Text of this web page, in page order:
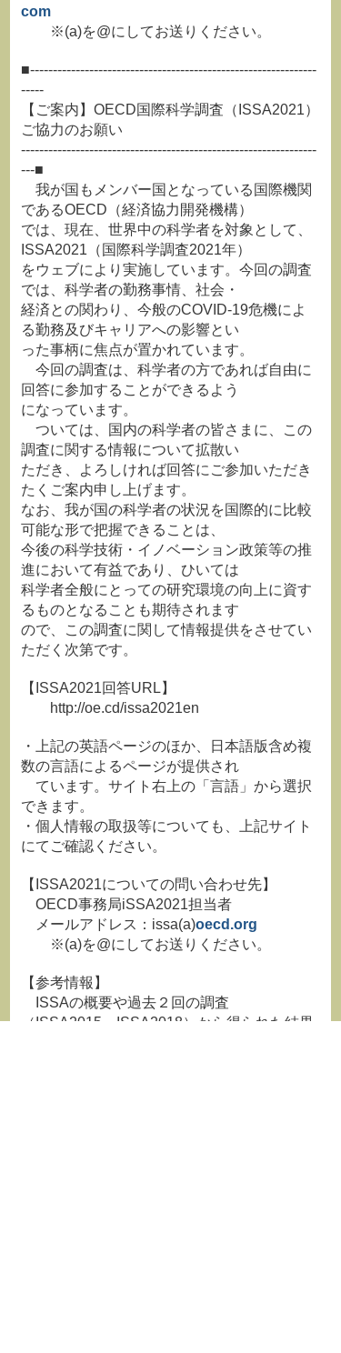
com
※(a)を@にしてお送りください。
■---------------------------------------------------------------
-----
【ご案内】OECD国際科学調査（ISSA2021）
ご協力のお願い
-----------------------------------------------------------------
---■
我が国もメンバー国となっている国際機関
であるOECD（経済協力開発機構）
では、現在、世界中の科学者を対象として、
ISSA2021（国際科学調査2021年）
をウェブにより実施しています。今回の調査
では、科学者の勤務事情、社会・
経済との関わり、今般のCOVID-19危機によ
る勤務及びキャリアへの影響とい
った事柄に焦点が置かれています。
今回の調査は、科学者の方であれば自由に
回答に参加することができるよう
になっています。
ついては、国内の科学者の皆さまに、この
調査に関する情報について拡散い
ただき、よろしければ回答にご参加いただき
たくご案内申し上げます。
なお、我が国の科学者の状況を国際的に比較
可能な形で把握できることは、
今後の科学技術・イノベーション政策等の推
進において有益であり、ひいては
科学者全般にとっての研究環境の向上に資す
るものとなることも期待されます
ので、この調査に関して情報提供をさせてい
ただく次第です。
【ISSA2021回答URL】
http://oe.cd/issa2021en
・上記の英語ページのほか、日本語版含め複
数の言語によるページが提供され
ています。サイト右上の「言語」から選択
できます。
・個人情報の取扱等についても、上記サイト
にてご確認ください。
【ISSA2021についての問い合わせ先】
OECD事務局iSSA2021担当者
メールアドレス：issa(a)oecd.org
※(a)を@にしてお送りください。
【参考情報】
ISSAの概要や過去２回の調査
（ISSA2015、ISSA2018）から得られた結果